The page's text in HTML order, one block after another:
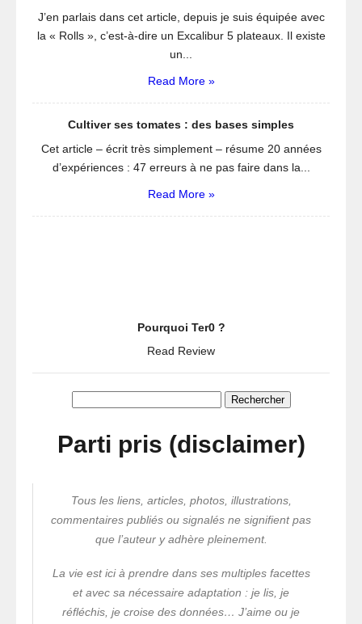
J’en parlais dans cet article, depuis je suis équipée avec
la « Rolls », c’est-à-dire un Excalibur 5 plateaux. Il existe
un...
Read More »
Cultiver ses tomates : des bases simples
Cet article – écrit très simplement – résume 20 années
d’expériences : 47 erreurs à ne pas faire dans la...
Read More »
Pourquoi Ter0 ?
Read Review
Rechercher :
Parti pris (disclaimer)
Tous les liens, articles, photos, illustrations,
commentaires publiés ou signalés ne signifient pas
que l’auteur y adhère pleinement.
La vie est ici à prendre dans ses multiples facettes
et avec sa nécessaire adaptation : je lis, je
réfléchis, je croise des données… J’aime ou je